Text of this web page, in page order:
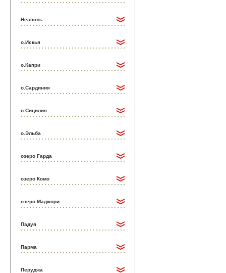
Неаполь
о.Искья
о.Капри
о.Сардиния
о.Сицилия
о.Эльба
озеро Гарда
озеро Комо
озеро Маджори
Падуя
Парма
Перуджа